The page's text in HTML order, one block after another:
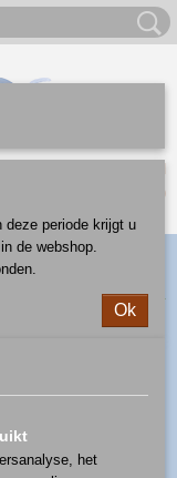
(0)
0,22 l - patroon
periode krijgt u
de webshop.
Ok
het